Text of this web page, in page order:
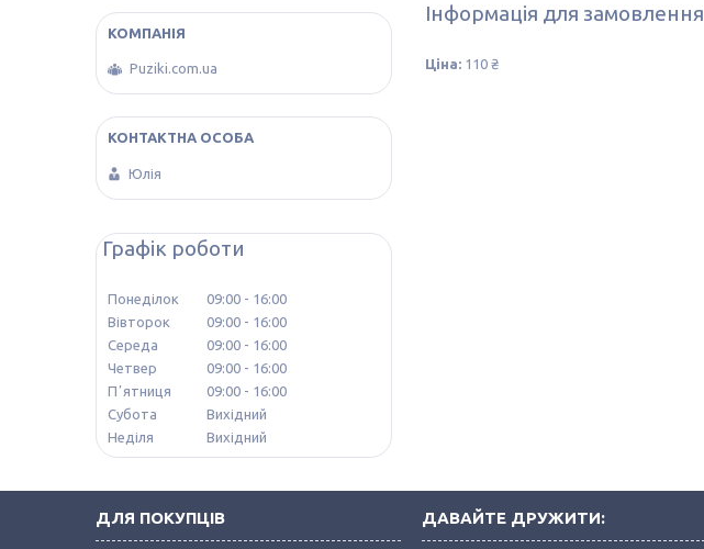
Інформація для замовлення
Ціна: 110 ₴
Puziki.com.ua
Юлія
Графік роботи
Понеділок 09:00
16:00
Вівторок
09:00
16:00
Середа
09:00
16:00
Четвер
09:00
16:00
Пʼятниця
09:00
16:00
Субота
Вихідний
Неділя
Вихідний
ДЛЯ ПОКУПЦІВ ДАВАЙТЕ ДРУЖИТИ: